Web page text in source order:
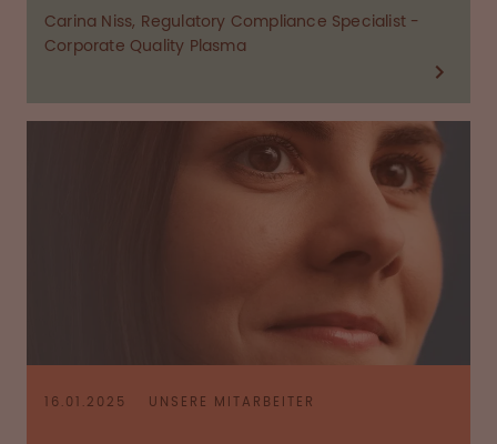
Carina Niss, Regulatory Compliance Specialist -
Corporate Quality Plasma
16.01.2025 UNSERE MITARBEITER